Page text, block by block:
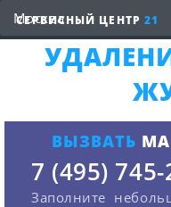
СЕРВИСНЫЙ ЦЕНТР 21
ВЫЗВАТЬ
7 (495)
Заполните